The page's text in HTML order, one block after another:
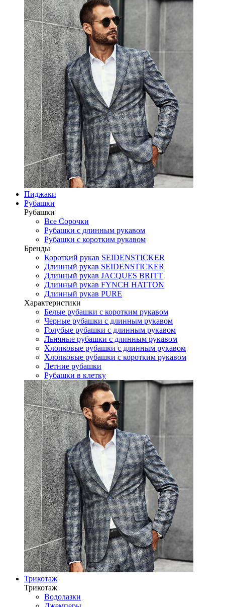
Пиджаки
Рубашки
Рубашки
Все Сорочки
Рубашки с длинным рукавом
Рубашки с коротким рукавом
Бренды
Короткий рукав SEIDENSTICKER
Длинный рукав SEIDENSTICKER
Длинный рукав JAСQUES BRITT
Длинный рукав FYNCH HATTON
Длинный рукав PURE
Характеристики
Белые рубашки с коротким рукавом
Черные рубашки с длинным рукавом
Голубые рубашки с длинным рукавом
Льняные рубашки с длинным рукавом
Хлопковые рубашки с длинным рукавом
Хлопковые рубашки с коротким рукавом
Летние рубашки
Рубашки в клетку
Трикотаж
Трикотаж
Водолазки